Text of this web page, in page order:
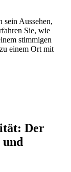
sein Aussehen,
Sie, wie
stimmigen
einem Ort mit
Der
und